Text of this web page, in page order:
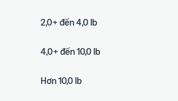
2,0+ đến 4,0 lb
4,0+ đến 10,0 lb
Hơn 10,0 lb